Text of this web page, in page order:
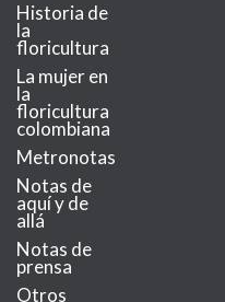
Historia de
la
floricultura
La mujer en
la
floricultura
colombiana
Metronotas
Notas de
aquí y de
allá
Notas de
prensa
Otros